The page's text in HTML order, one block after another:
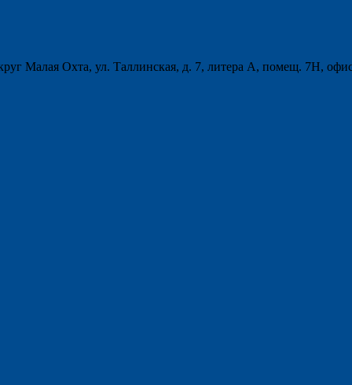
Малая Охта, ул. Таллинская, д. 7, литера А, помещ. 7Н,